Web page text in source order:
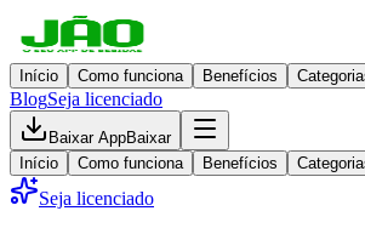
Início Como funciona Benefícios
BlogSeja licenciado
Baixar AppBaixar
Início
Como funciona Benefícios
Seja licenciado